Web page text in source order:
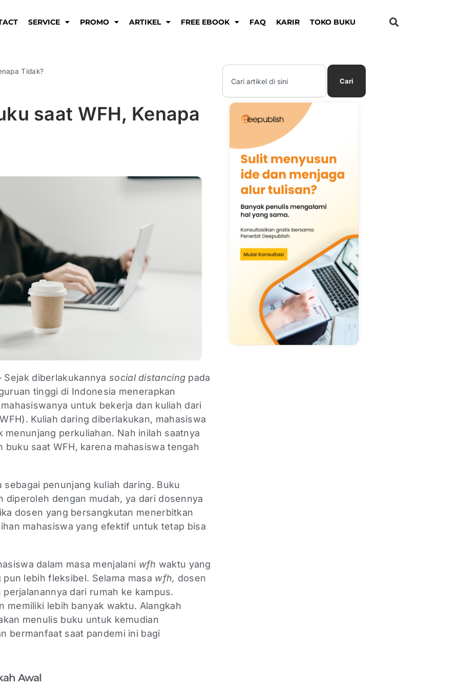
SERVICE PROMO ARTIKEL FREE EBOOK FAQ KARIR TOKO BUKU
Tidak?
saat WFH, Kenapa
Sejak diberlakukannya social distancing pada
tinggi di Indonesia menerapkan
untuk bekerja dan kuliah dari
Kuliah daring diberlakukan, mahasiswa
perkuliahan. Nah inilah saatnya
saat WFH, karena mahasiswa tengah
penunjang kuliah daring. Buku
dengan mudah, ya dari dosennya
dosen yang bersangkutan menerbitkan
mahasiswa yang efektif untuk tetap bisa
dalam masa menjalani wfh waktu yang
lebih fleksibel. Selama masa wfh, dosen
dari rumah ke kampus.
memiliki lebih banyak waktu. Alangkah
menulis buku untuk kemudian
bermanfaat saat pandemi ini bagi
Awal
Search
Cari